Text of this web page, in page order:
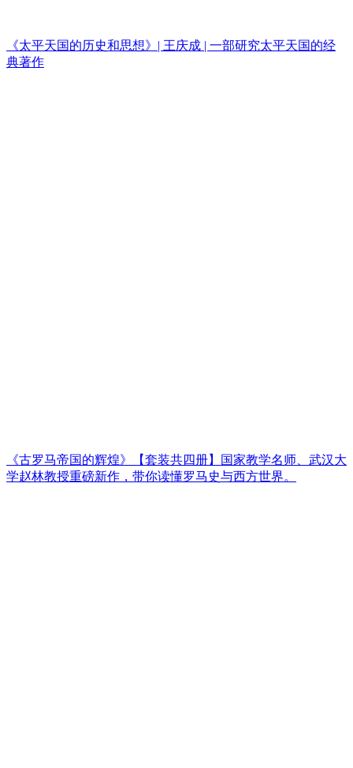
《太平天国的历史和思想》| 王庆成 | 一部研究太平天国的经
典著作
《古罗马帝国的辉煌》【套装共四册】国家教学名师、武汉大
学赵林教授重磅新作，带你读懂罗马史与西方世界。